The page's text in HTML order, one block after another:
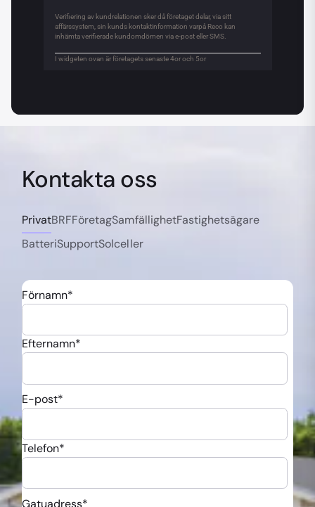
Kontakta oss
PrivatBRFFöretagSamfällighetFastighetsägare
BatteriSupportSolceller
Förnamn*
Efternamn*
E-post*
Telefon*
Gatuadress*